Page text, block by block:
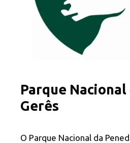
Parque Nacional
Gerês
O Parque Nacional da